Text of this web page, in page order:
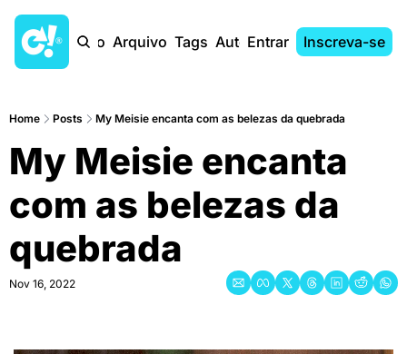
Início Arquivo Tags AutoresEntrar Inscreva-se
Home Posts My Meisie encanta com as belezas da quebrada
My Meisie encanta
com as belezas da
quebrada
Nov 16, 2022